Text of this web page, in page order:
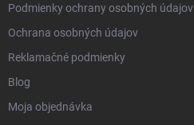
Podmienky ochrany osobných údajov
Ochrana osobných údajov
Reklamačné podmienky
Blog
Moja objednávka